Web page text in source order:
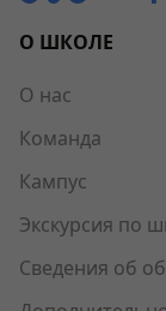
О ШКОЛЕ
О нас
Команда
Кампус
Экскурсия по
Сведения об